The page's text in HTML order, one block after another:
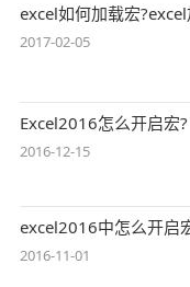
excel如何加载宏
2017-02-05
Excel2016怎么开启宏
2016-12-15
excel2016中怎么开启
2016-11-01